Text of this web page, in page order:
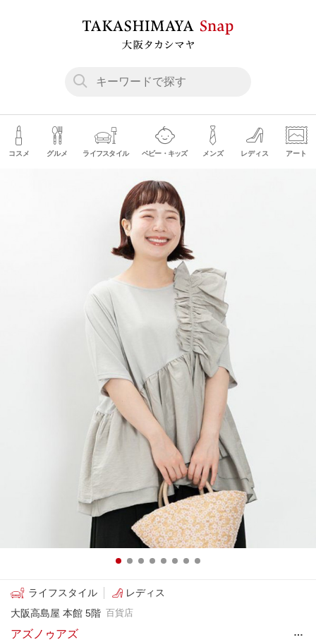
コスメ グルメ ライフスタイル ベビー・キッズ メンズ レディス アート
ライフスタイル
レディス
大阪高島屋 本館 5階 百貨店
アズノゥアズ …